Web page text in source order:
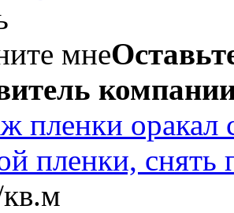
мне
пленки оракал
пленки, снять